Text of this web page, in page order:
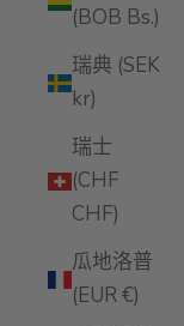
(BOB Bs.)
瑞典 (SEK
kr)
瑞士
(CHF
CHF)
瓜地洛普
(EUR €)